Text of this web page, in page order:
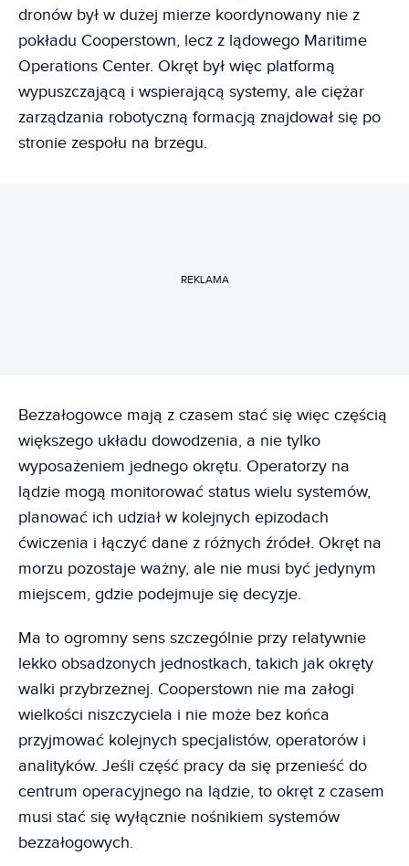
dronów był w dużej mierze koordynowany nie z
pokładu Cooperstown, lecz z lądowego Maritime
Operations Center. Okręt był więc platformą
wypuszczającą i wspierającą systemy, ale ciężar
zarządzania robotyczną formacją znajdował się po
stronie zespołu na brzegu.
REKLAMA
Bezzałogowce mają z czasem stać się więc częścią
większego układu dowodzenia, a nie tylko
wyposażeniem jednego okrętu. Operatorzy na
lądzie mogą monitorować status wielu systemów,
planować ich udział w kolejnych epizodach
ćwiczenia i łączyć dane z różnych źródeł. Okręt na
morzu pozostaje ważny, ale nie musi być jedynym
miejscem, gdzie podejmuje się decyzje.
Ma to ogromny sens szczególnie przy relatywnie
lekko obsadzonych jednostkach, takich jak okręty
walki przybrzeżnej. Cooperstown nie ma załogi
wielkości niszczyciela i nie może bez końca
przyjmować kolejnych specjalistów, operatorów i
analityków. Jeśli część pracy da się przenieść do
centrum operacyjnego na lądzie, to okręt z czasem
musi stać się wyłącznie nośnikiem systemów
bezzałogowych.